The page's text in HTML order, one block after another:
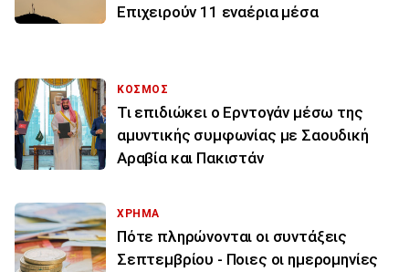
Επιχειρούν 11 εναέρια μέσα
ΚΟΣΜΟΣ
Τι επιδιώκει ο Ερντογάν μέσω της
αμυντικής συμφωνίας με Σαουδική
Αραβία και Πακιστάν
ΧΡΗΜΑ
Πότε πληρώνονται οι συντάξεις
Σεπτεμβρίου - Ποιες οι ημερομηνίες